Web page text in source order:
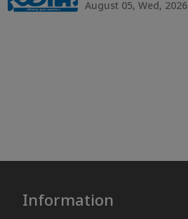
August 05, Wed, 2026
Information